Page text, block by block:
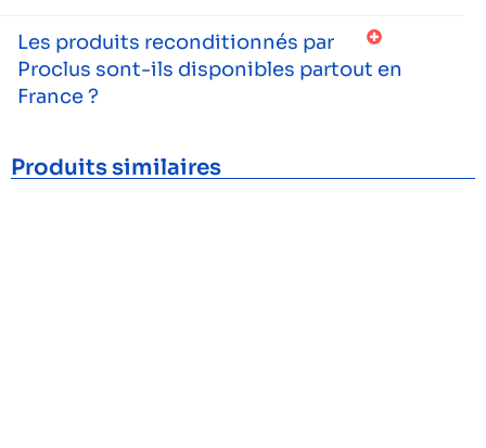
Les produits reconditionnés par
Proclus sont-ils disponibles partout en
France ?
Produits similaires